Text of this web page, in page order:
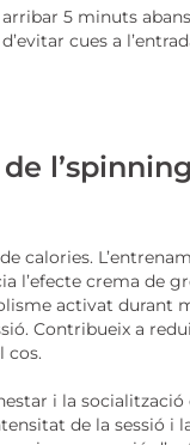
5 minuts
cues a
l’spinning
calories.
l’efecte crema de
activat durant
Contribueix a
cos.
i la socialització
de la sessió i